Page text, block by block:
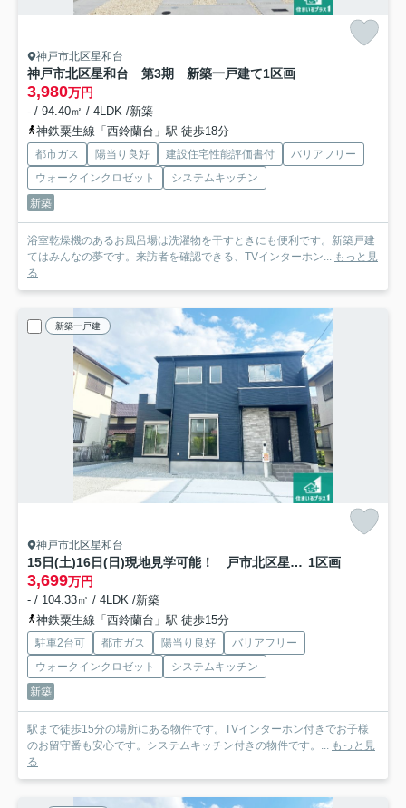
神戸市北区星和台
神戸市北区星和台 第3期 新築一戸建て1区画
3,980万円
- / 94.40㎡ / 4LDK /新築
神鉄粟生線「西鈴蘭台」駅 徒歩18分
都市ガス 陽当り良好 建設住宅性能評価書付
バリアフリー
ウォークインクロゼット
システムキッチン
新築
浴室乾燥機のあるお風呂場は洗濯物を干すときにも便利です。新築戸建
てはみんなの夢です。来訪者を確認できる、TVインターホン...
もっと見
る
新築一戸建
神戸市北区星和台
15日(土)16日(日)現地見学可能！ 戸市北区星和台 第5期 新築一戸建て 1区画
3,699万円
- / 104.33㎡ / 4LDK /新築
神鉄粟生線「西鈴蘭台」駅 徒歩15分
駐車2台可 都市ガス 陽当り良好
バリアフリー
ウォークインクロゼット
システムキッチン
新築
駅まで徒歩15分の場所にある物件です。TVインターホン付きでお子様
のお留守番も安心です。システムキッチン付きの物件です。...
もっと見
る